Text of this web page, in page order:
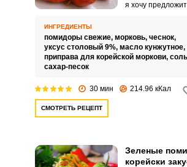
я хочу
зиму. Помидоры
готовятся с
приправой для
отрегулировать в
от своих вкусовых
ИНГРЕДИЕНТЫ
помидоры свежие, морковь, чеснок,
уксус столовый 9%, масло кунжутное,
приправа для корейской моркови,
сахар-песок
30 мин 214.96 кКал
СМОТРЕТЬ РЕЦЕПТ
Зеленые
корейски